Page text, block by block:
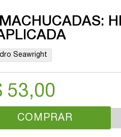
Seawright
53,00
COMPRAR